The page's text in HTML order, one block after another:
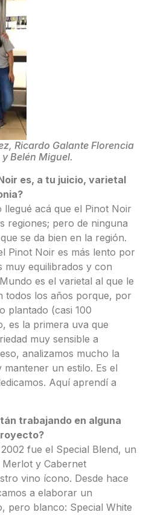
Ricardo Galante Florencia
Belén Miguel.
es, a tu juicio, varietal
llegué acá que el Pinot Noir
regiones; pero de ninguna
se da bien en la región.
Pinot Noir es más lento por
muy equilibrados y con
es el varietal al que le
todos los años porque, por
plantado (casi 100
es la primera uva que
muy sensible a
analizamos mucho la
un estilo. Es el
Aquí aprendí a
trabajando en alguna
fue el Special Blend, un
y Cabernet
vino ícono. Desde hace
a elaborar un
pero blanco: Special White